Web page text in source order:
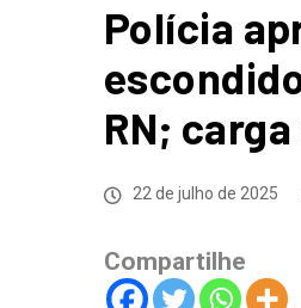
Polícia
RN;
22 de julho de 2025
Compartilhe